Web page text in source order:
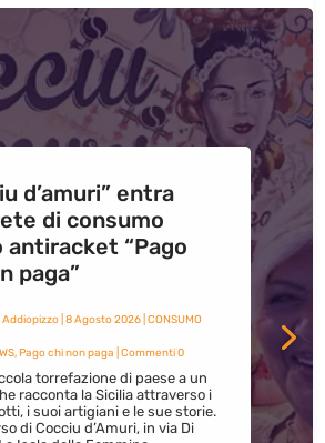
d’amuri” entra
di consumo
antiracket “Pago
paga”
| 8 Agosto 2026| CONSUMO
,Pago chi non paga | Commenti 0
torrefazione di paese a un
racconta la Sicilia attraverso i
i suoi artigiani e le sue storie.
di Cocciu d’Amuri, in via Di